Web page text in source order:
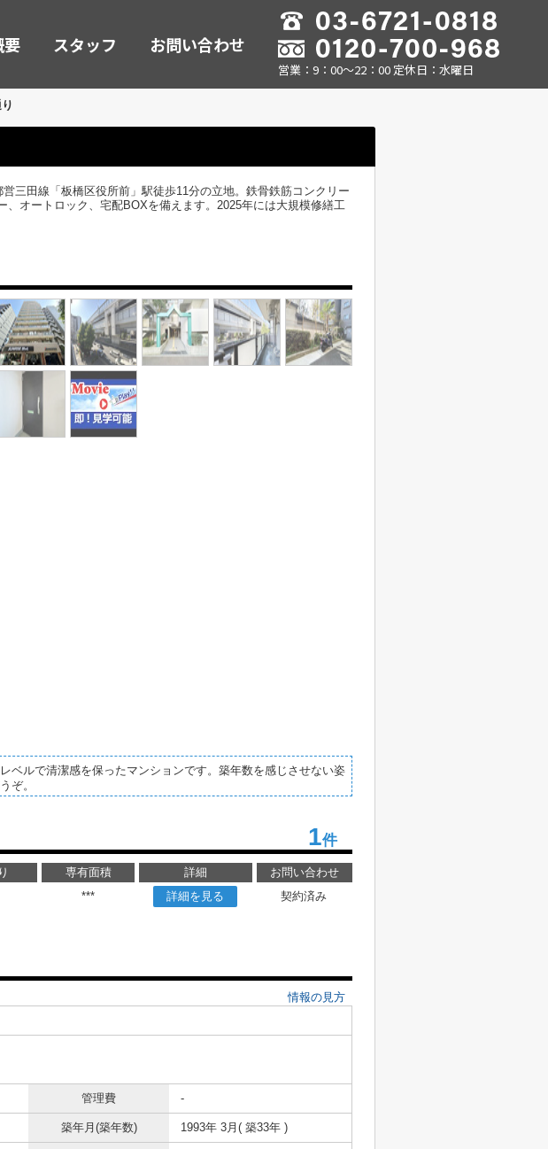
要 スタッフ お問い合わせ
営業：9：00～22：00 定休日：水曜日
三田線「板橋区役所前」駅徒歩11分の立地。鉄骨鉄筋コンクリー
オートロック、宅配BOXを備えます。2025年には大規模修繕工
ベルで清潔感を保ったマンションです。築年数を感じさせない姿
ぞ。
1件
専有面積 詳細
お問い合わせ
*** 詳細を見る
契約済み
情報の見方
管理費 -
築年月(築年数) 1993年 3月( 築33年 )